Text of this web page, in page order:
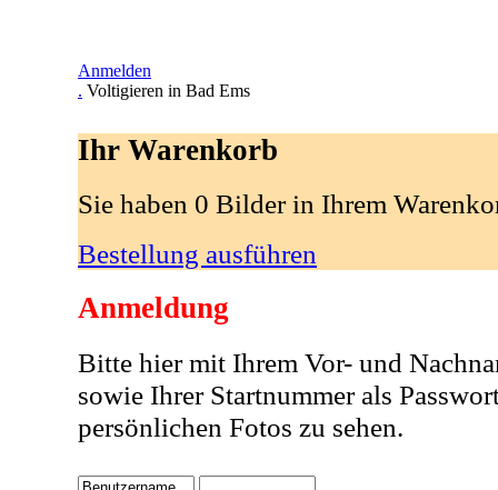
Anmelden
. Voltigieren in Bad Ems
Ihr Warenkorb
Sie haben 0 Bilder in Ihrem
Bestellung ausführen
Anmeldung
Bitte hier mit Ihrem Vor- und
sowie Ihrer Startnummer als
persönlichen Fotos zu sehen.